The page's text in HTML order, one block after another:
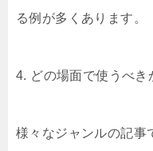
る例が多くあります。
4. どの場面で使うべき
様々なジャンルの記事